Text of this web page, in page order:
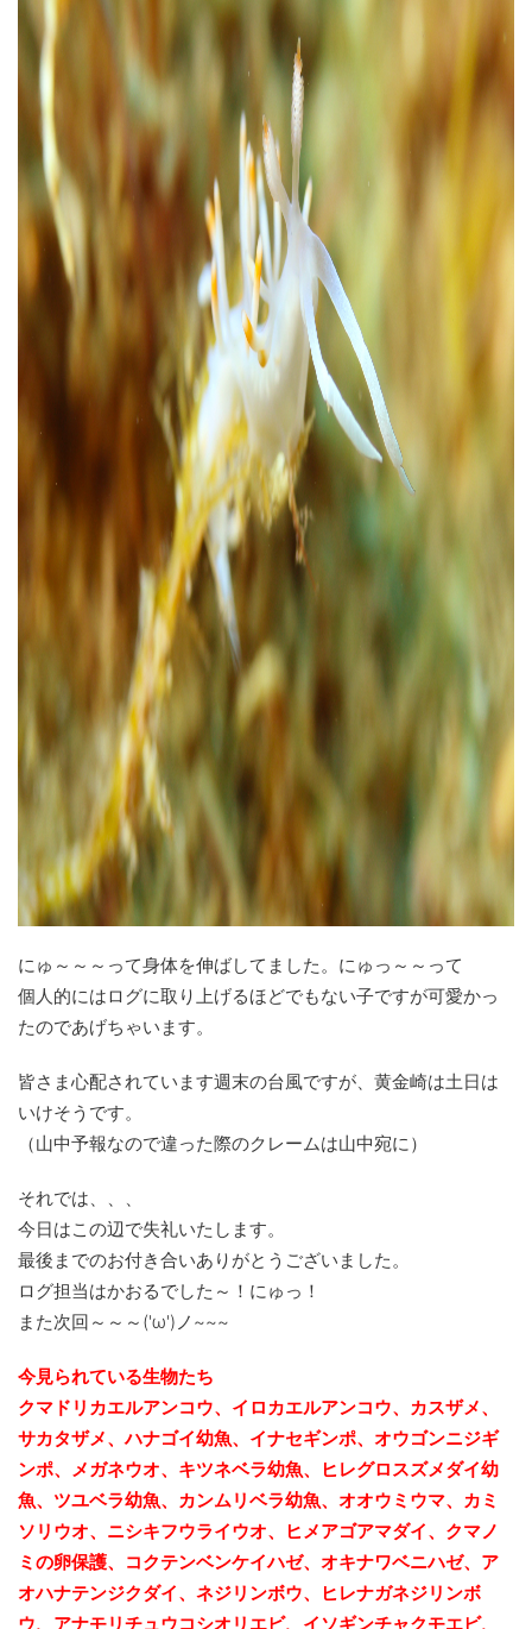
にゅ～～～って身体を伸ばしてました。にゅっ～～って
個人的にはログに取り上げるほどでもない子ですが可愛かっ
たのであげちゃいます。
皆さま心配されています週末の台風ですが、黄金崎は土日は
いけそうです。
（山中予報なので違った際のクレームは山中宛に）
それでは、、、
今日はこの辺で失礼いたします。
最後までのお付き合いありがとうございました。
ログ担当はかおるでした～！にゅっ！
また次回～～～('ω')ノ~~~
今見られている生物たち
クマドリカエルアンコウ、イロカエルアンコウ、カスザメ、
サカタザメ、ハナゴイ幼魚、イナセギンポ、オウゴンニジギ
ンポ、メガネウオ、キツネベラ幼魚、ヒレグロスズメダイ幼
魚、ツユベラ幼魚、カンムリベラ幼魚、 オオウミウマ、カミ
ソリウオ、ニシキフウライウオ、ヒメアゴアマダイ、クマノ
ミの卵保護、コクテンベンケイハゼ、オキナワベニハゼ、 ア
オハナテンジクダイ、ネジリンボウ、ヒレナガネジリンボ
ウ、アナモリチュウコシオリエビ、 イソギンチャクモエビ、